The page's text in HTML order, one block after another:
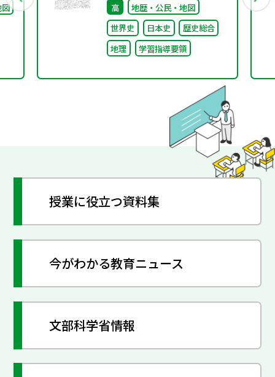
高
地歴・公民・地図
世界史
日本史
歴史総合
地理
学習指導要領
授業に役立つ資料集
今がわかる教育ニュース
文部科学省情報